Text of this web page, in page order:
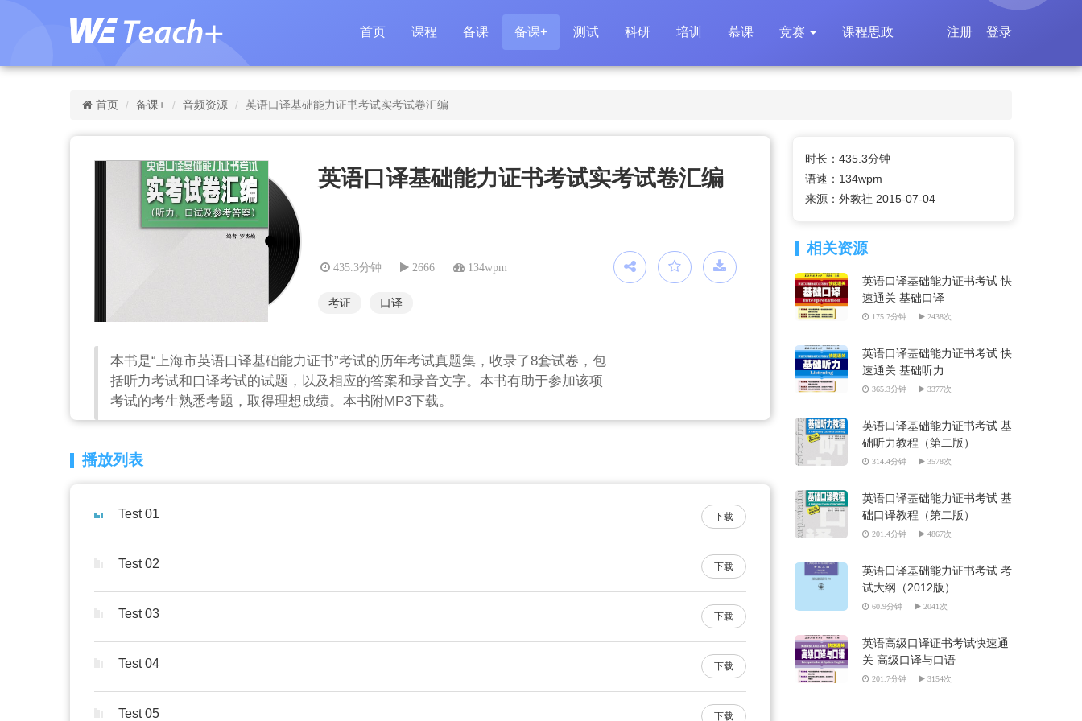
首页 课程 备课 备课+ 测试 科研 培训 慕课 竞赛 课程思政 登录
注册
首页 备课+ 音频资源 英语口译基础能力证书考试实考试卷汇编
英语口译基础能力证书考试实考试卷汇编
435.3分钟 2666 134wpm
考证 口译
本书是“上海市英语口译基础能力证书”考试的历年考试真题集，收录了8套试卷，包
括听力考试和口译考试的试题，以及相应的答案和录音文字。本书有助于参加该项
考试的考生熟悉考题，取得理想成绩。本书附MP3下载。
播放列表
Test 01 下载
Test 02 下载
Test 03 下载
Test 04 下载
Test 05 下载
时长：435.3分钟
语速：134wpm
来源：外教社 2015-07-04
相关资源
英语口译基础能力证书考试 快
速通关 基础口译
175.7分钟 2438次
英语口译基础能力证书考试 快
速通关 基础听力
365.3分钟 3377次
英语口译基础能力证书考试 基
础听力教程（第二版）
314.4分钟 3578次
英语口译基础能力证书考试 基
础口译教程（第二版）
201.4分钟 4867次
英语口译基础能力证书考试 考
试大纲（2012版）
60.9分钟 2041次
英语高级口译证书考试快速通
关 高级口译与口语
201.7分钟 3154次